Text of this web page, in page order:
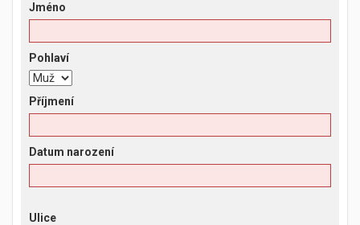
Jméno
Pohlaví
Příjmení
Datum narození
Ulice